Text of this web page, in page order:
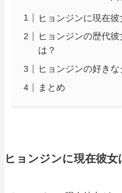
ヒョンジンに現在彼
ヒョンジンの歴代
は？
ヒョンジンの好きな
まとめ
ヒョンジンに現在彼女